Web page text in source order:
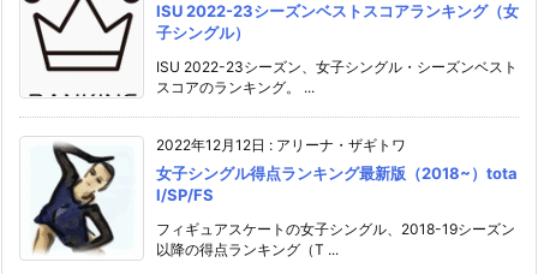
ISU 2022-23シーズンベストスコアランキング（女
子シングル）
ISU 2022-23シーズン、女子シングル・シーズンベスト
スコアのランキング。 ...
2022年12月12日 : アリーナ・ザギトワ
女子シングル得点ランキング最新版（2018~）tota
l/SP/FS
フィギュアスケートの女子シングル、2018-19シーズン
以降の得点ランキング（T ...